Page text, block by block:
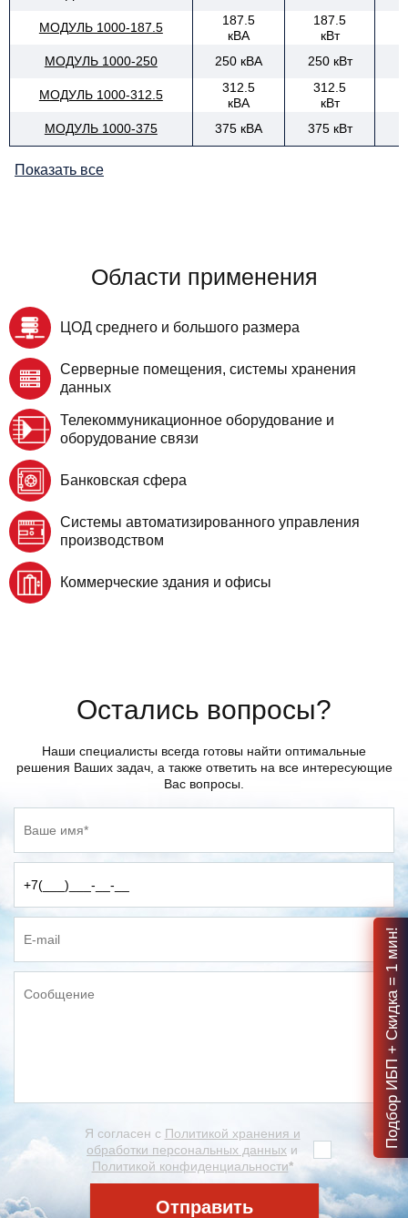
МОДУЛЬ 1000-187.5
187.5
кВА
187.5
кВт
МОДУЛЬ 1000-250
250 кВА 250 кВт
МОДУЛЬ 1000-312.5
312.5
кВА
312.5
кВт
МОДУЛЬ 1000-375
375 кВА 375 кВт
Показать все
Области применения
ЦОД среднего и большого размера
Серверные помещения, системы хранения
данных
Телекоммуникационное оборудование и
оборудование связи
Банковская сфера
Системы автоматизированного управления
производством
Коммерческие здания и офисы
Остались вопросы?
Наши специалисты всегда готовы найти оптимальные
решения Ваших задач, а также ответить на все интересующие
Вас вопросы.
Я согласен с Политикой хранения и
обработки персональных данных и
Политикой конфиденциальности*
Отправить
Подбор ИБП + Скидка = 1 мин!